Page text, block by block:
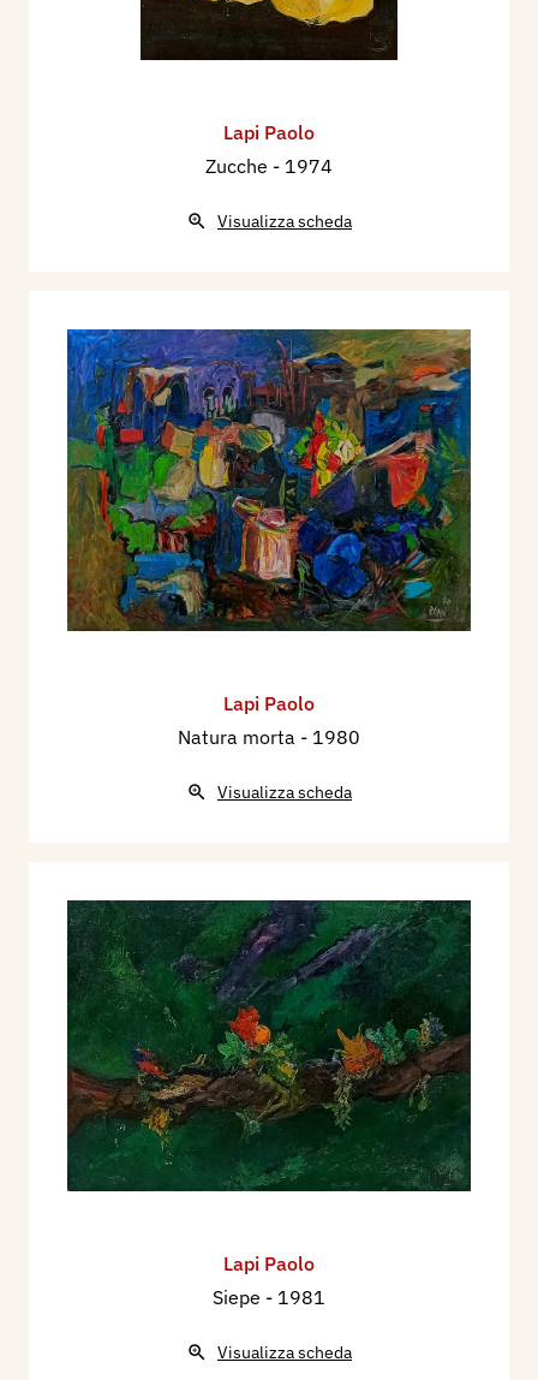
Lapi Paolo
Zucche - 1974
Visualizza scheda
Lapi Paolo
Natura morta - 1980
Visualizza scheda
Lapi Paolo
Siepe - 1981
Visualizza scheda